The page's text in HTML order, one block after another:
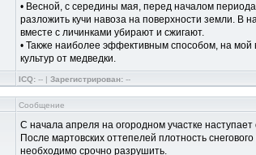
• Весной, с середины мая, перед началом
разложить кучи навоза на поверхности земли. В
вместе с личинками убирают и сжигают.
• Также наиболее эффективным способом, на
культур от медведки.
ICQ: -- | Зарегистрирован: --
Сообщение
С начала апреля на огородном участке
После мартовских оттепелей плотность
необходимо срочно разрушить.